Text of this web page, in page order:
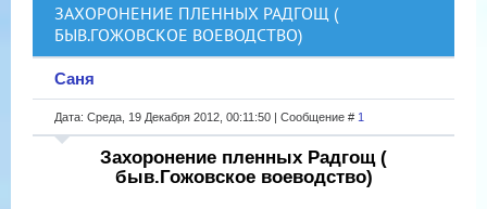
ЗАХОРОНЕНИЕ ПЛЕННЫХ РАДГОЩ (
БЫВ.ГОЖОВСКОЕ ВОЕВОДСТВО)
Саня
Дата: Среда, 19 Декабря 2012, 00:11:50 | Сообщение # 1
Захоронение пленных Радгощ (
быв.Гожовское воеводство)